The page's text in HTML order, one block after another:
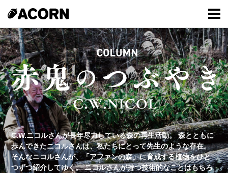
C.W.ニコルさんが長年尽力している森の再生活動。森とともに
歩んできたニコルさんは、私たちにとって先生のような存在。
そんなニコルさんが、「アファンの森」に育成する植物をひと
つずつ紹介してゆく。ニコルさんが持つ技術的なことはもちろ